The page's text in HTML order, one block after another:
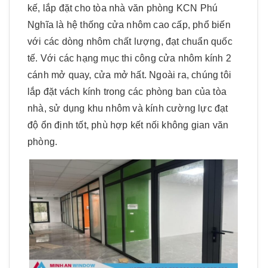
kế, lắp đặt cho tòa nhà văn phòng KCN Phú
Nghĩa là hệ thống cửa nhôm cao cấp, phổ biến
với các dòng nhôm chất lượng, đạt chuẩn quốc
tế. Với các hạng mục thi công cửa nhôm kính 2
cánh mở quay, cửa mở hất. Ngoài ra, chúng tôi
lắp đặt vách kính trong các phòng ban của tòa
nhà, sử dụng khu nhôm và kính cường lực đạt
độ ổn định tốt, phù hợp kết nối không gian văn
phòng.